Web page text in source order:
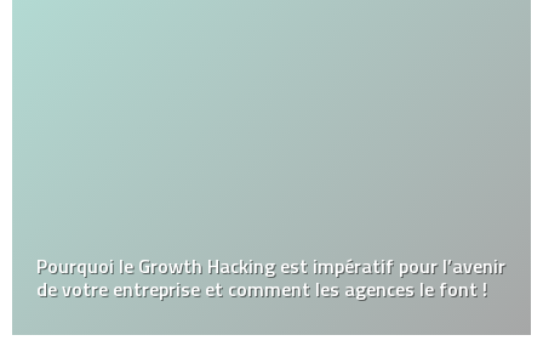
Pourquoi le Growth Hacking est impératif pour l’avenir
de votre entreprise et comment les agences le font !